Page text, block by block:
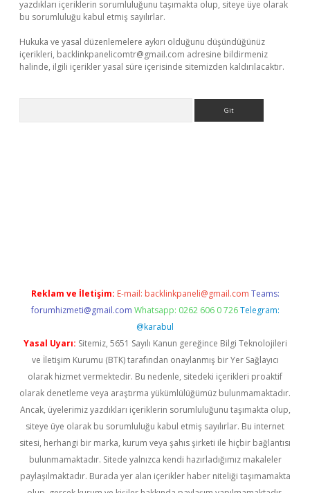
yazdıkları içeriklerin sorumluluğunu taşımakta olup, siteye üye olarak
bu sorumluluğu kabul etmiş sayılırlar.
Hukuka ve yasal düzenlemelere aykırı olduğunu düşündüğünüz
içerikleri, backlinkpanelicomtr@gmail.com adresine bildirmeniz
halinde, ilgili içerikler yasal süre içerisinde sitemizden kaldırılacaktır.
Reklam ve İletişim: E-mail: backlinkpaneli@gmail.com Teams:
forumhizmeti@gmail.com Whatsapp: 0262 606 0 726 Telegram:
@karabul
Yasal Uyarı: Sitemiz, 5651 Sayılı Kanun gereğince Bilgi Teknolojileri
ve İletişim Kurumu (BTK) tarafından onaylanmış bir Yer Sağlayıcı
olarak hizmet vermektedir. Bu nedenle, sitedeki içerikleri proaktif
olarak denetleme veya araştırma yükümlülüğümüz bulunmamaktadır.
Ancak, üyelerimiz yazdıkları içeriklerin sorumluluğunu taşımakta olup,
siteye üye olarak bu sorumluluğu kabul etmiş sayılırlar. Bu internet
sitesi, herhangi bir marka, kurum veya şahıs şirketi ile hiçbir bağlantısı
bulunmamaktadır. Sitede yalnızca kendi hazırladığımız makaleler
paylaşılmaktadır. Burada yer alan içerikler haber niteliği taşımamakta